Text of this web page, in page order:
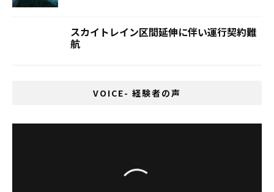
スカイトレイン区間延伸に伴い運行契約難
航
VOICE- 経験者の声